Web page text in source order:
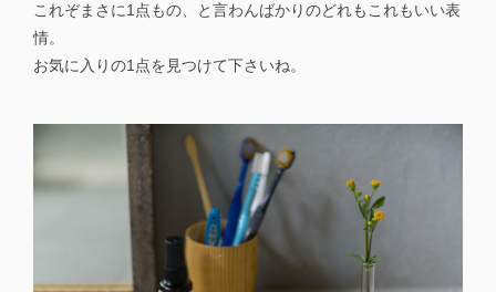
これぞまさに1点もの、と言わんばかりのどれもこれもいい表
情。
お気に入りの1点を見つけて下さいね。